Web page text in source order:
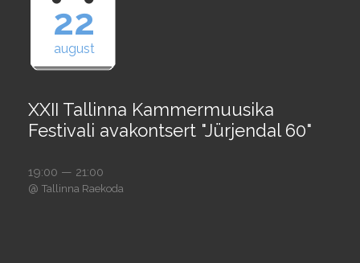
22
august
XXII Tallinna Kammermuusika
Festivali avakontsert "Jürjendal 60"
19:00 — 21:00
@ Tallinna Raekoda